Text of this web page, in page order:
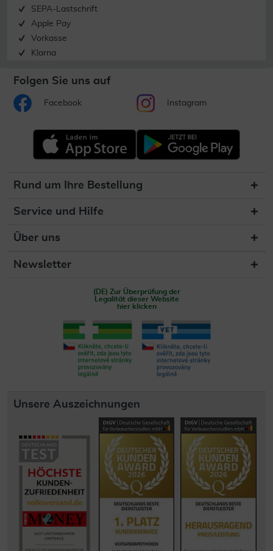
SEPA-Lastschrift
Apple Pay
Vorkasse
Klarna
Folgen Sie uns auf
Facebook Instagram
Rund um Ihre Bestellung
Service und Hilfe
Über uns
Newsletter
(DE) Zur Überprüfung der
Legalität dieser Website
hier klicken
Unsere Auszeichnungen